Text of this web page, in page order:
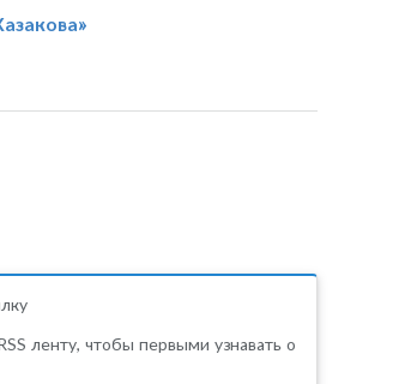
ленту, чтобы первыми узнавать о